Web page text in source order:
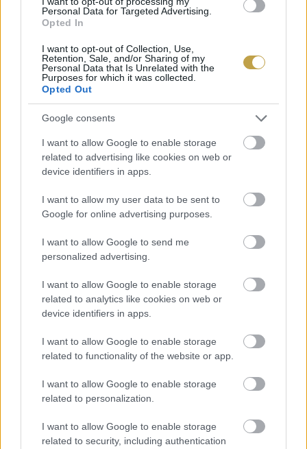
Personal Data for Targeted Advertising.
Opted In
I want to opt-out of Collection, Use,
Retention, Sale, and/or Sharing of my
Personal Data that Is Unrelated with the
Purposes for which it was collected.
Opted Out
Google consents
I want to allow Google to enable storage
related to advertising like cookies on web or
device identifiers in apps.
I want to allow my user data to be sent to
Google for online advertising purposes.
I want to allow Google to send me
personalized advertising.
I want to allow Google to enable storage
related to analytics like cookies on web or
device identifiers in apps.
I want to allow Google to enable storage
related to functionality of the website or app.
I want to allow Google to enable storage
related to personalization.
I want to allow Google to enable storage
related to security, including authentication
EZEK IS ÉRDEKELHETNEK